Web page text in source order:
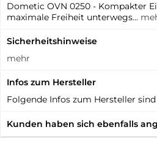
Dometic OVN 0250 - Kompakter
maximale Freiheit unterwegs...
Sicherheitshinweise
mehr
Infos zum Hersteller
Folgende Infos zum Hersteller sind
Kunden haben sich ebenfalls